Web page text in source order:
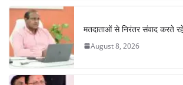
b
o
o
k
A
p
p
m n
मतदाताओं से निरंतर संवाद करते
August 8, 2026